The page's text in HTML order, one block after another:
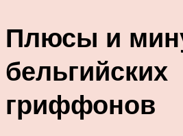
Плюсы и
бельгийских
гриффонов